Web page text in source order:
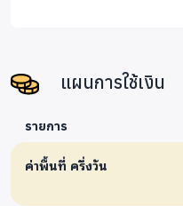
4) กำจัดปีศาจดอกเบี้ยใน
5) ครอบครัวไร้หนี้
6) ค่าใช้จ่ายที่จำเป็นและไ
แผนการใช้เงิน
รายการ
ค่าพื้นที่ ครึ่งวัน